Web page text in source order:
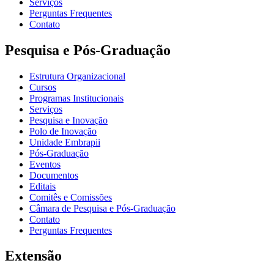
Perguntas Frequentes
Contato
Pesquisa e Pós-Graduação
Estrutura Organizacional
Cursos
Programas Institucionais
Serviços
Pesquisa e Inovação
Polo de Inovação
Unidade Embrapii
Pós-Graduação
Eventos
Documentos
Editais
Comitês e Comissões
Câmara de Pesquisa e Pós-Graduação
Contato
Perguntas Frequentes
Extensão